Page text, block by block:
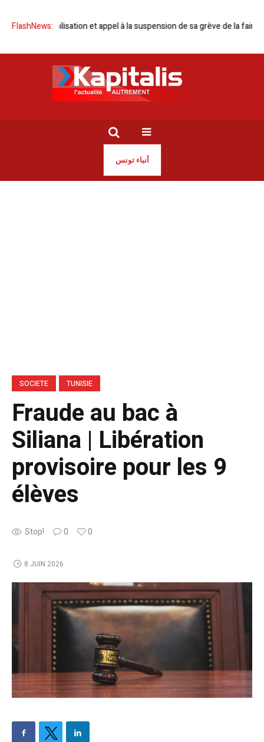
FlashNews:
| Mobilisation et appel à la suspension de sa grève de la faim
أنباء تونس
SOCIETE TUNISIE
Fraude au bac à
Siliana | Libération
provisoire pour les 9
élèves
Stop! 0 0
8 JUIN 2026